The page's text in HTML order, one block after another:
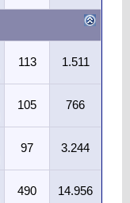
113 1.511
105 766
97 3.244
490 14.956